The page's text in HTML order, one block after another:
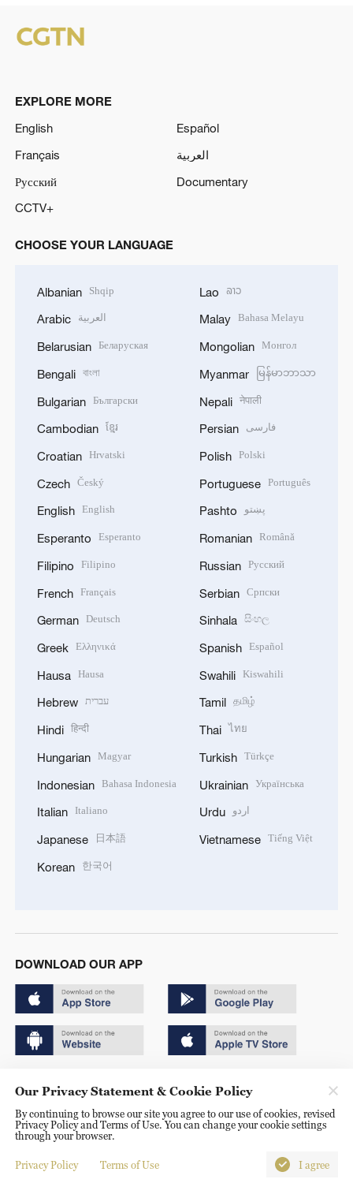
EXPLORE MORE
English
Español
Français
العربية
Русский
Documentary
CCTV+
CHOOSE YOUR LANGUAGE
Albanian Shqip
Arabic العربية
Belarusian Беларуская
Bengali বাংলা
Bulgarian Български
Cambodian ខ្មែរ
Croatian Hrvatski
Czech Český
English English
Esperanto Esperanto
Filipino Filipino
French Français
German Deutsch
Greek Ελληνικά
Hausa Hausa
Hebrew עברית
Hindi हिन्दी
Hungarian Magyar
Indonesian Bahasa Indonesia
Italian Italiano
Japanese 日本語
Korean 한국어
Lao ລາວ
Malay Bahasa Melayu
Mongolian Монгол
Myanmar မြန်မာဘာသာ
Nepali नेपाली
Persian فارسی
Polish Polski
Portuguese Português
Pashto پښتو
Romanian Română
Russian Русский
Serbian Српски
Sinhala සිංහල
Spanish Español
Swahili Kiswahili
Tamil தமிழ்
Thai ไทย
Turkish Türkçe
Ukrainian Українська
Urdu اردو
Vietnamese Tiếng Việt
DOWNLOAD OUR APP
京ICP备20000184号
京公网安备 11010502050052号
Disinformation report hotline: 010-85061466
Our Privacy Statement & Cookie Policy
By continuing to browse our site you agree to our use of cookies, revised
Privacy Policy and Terms of Use. You can change your cookie settings
through your browser.
Privacy Policy Terms of Use I agree